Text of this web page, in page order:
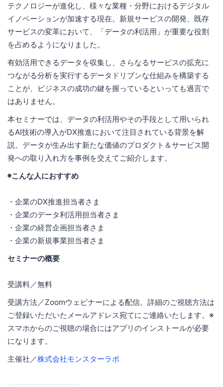
テクノロジーが進化し、様々な業種・分野におけるデジタル
イノベーションが加速する現在。新規サービスの開発、既存
サービスの変革において、「データの利活用」が重要な役割
を占めるようになりました。
有効活用できるデータを収集し、さらなるサービスの拡充に
つながる分析を実行するデータドリブンな仕組みを構築する
ことが、ビジネスの成功の鍵を握っているといっても過言で
はありません。
本セミナーでは、データの利活用やその手段として用いられ
るAI技術の導入がDX推進において注目されている背景を解
説。データが生み出す新たな価値のプロダクト＆サービス開
発への取り入れ方を事例を交えてご紹介します。
◉こんな人におすすめ
・企業のDX推進担当者さま
・企業のデータ利活用担当者さま
・企業の経営企画担当者さま
・企業の新規事業担当者さま
セミナーの概要
受講料／無料
受講方法／Zoomウェビナーによる配信。詳細のご視聴方法は
ご登録いただいたメールアドレス宛てにご連絡いたします。※
スマホからのご視聴の場合にはアプリのインストールが必要
になります。
主催社／株式会社モンスターラボ